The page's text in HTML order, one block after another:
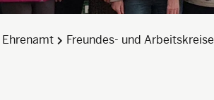
Ehrenamt Freundes- und Arbeitskreise